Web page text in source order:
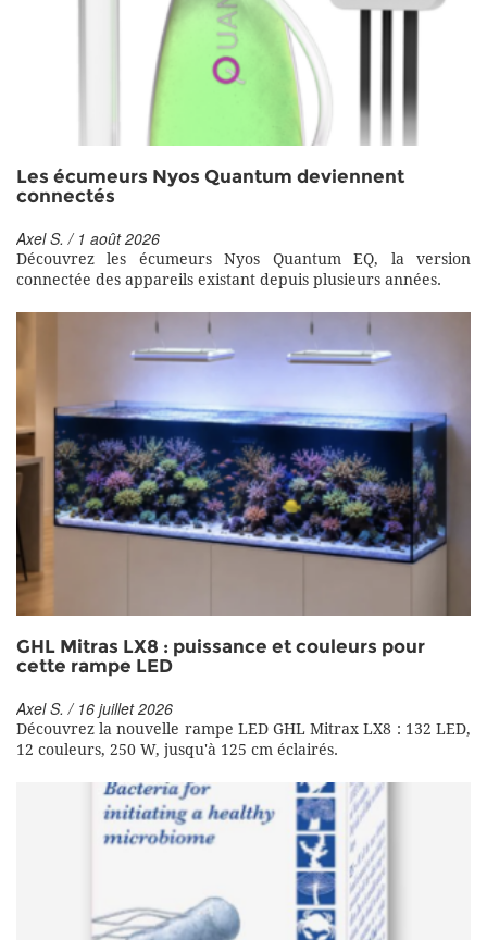
Les écumeurs Nyos Quantum deviennent
connectés
Axel S. / 1 août 2026
Découvrez les écumeurs Nyos Quantum EQ, la version
connectée des appareils existant depuis plusieurs années.
GHL Mitras LX8 : puissance et couleurs pour
cette rampe LED
Axel S. / 16 juillet 2026
Découvrez la nouvelle rampe LED GHL Mitrax LX8 : 132 LED,
12 couleurs, 250 W, jusqu'à 125 cm éclairés.